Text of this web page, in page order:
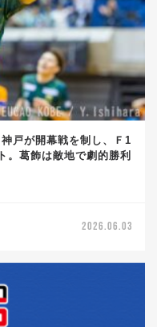
戸が開幕戦を制し、Ｆ1
。葛飾は敵地で劇的勝利
2026.06.03